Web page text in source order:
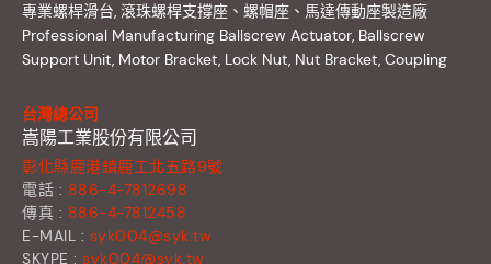
專業螺桿滑台, 滾珠螺桿支撐座、螺帽座、馬達傳動座製造廠
Professional Manufacturing Ballscrew Actuator, Ballscrew
Support Unit, Motor Bracket, Lock Nut, Nut Bracket, Coupling
台灣總公司
嵩陽工業股份有限公司
彰化縣鹿港鎮鹿工北五路9號
電話 : 886-4-7812698
傳真 : 886-4-7812458
E-MAIL : syk004@syk.tw
SKYPE : syk004@syk.tw